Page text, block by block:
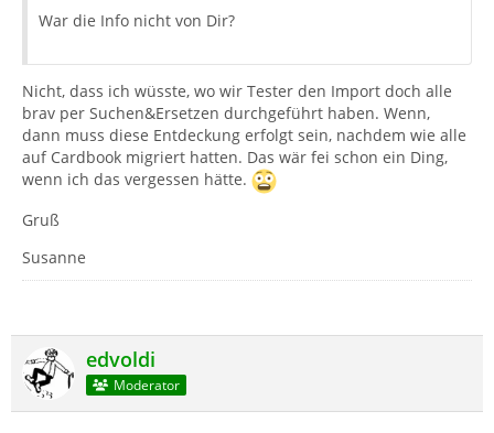
War die Info nicht von Dir?
Nicht, dass ich wüsste, wo wir Tester den Import doch alle
brav per Suchen&Ersetzen durchgeführt haben. Wenn,
dann muss diese Entdeckung erfolgt sein, nachdem wie alle
auf Cardbook migriert hatten. Das wär fei schon ein Ding,
wenn ich das vergessen hätte.
Gruß
Susanne
edvoldi
Moderator